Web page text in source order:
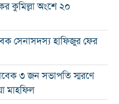
কুমিল্লা অংশে ২০
সেনাসদস্য হাফিজুর ফের
৩ জন সভাপতি স্মরণে
মাহফিল